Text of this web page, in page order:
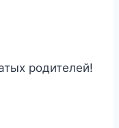
родителей!